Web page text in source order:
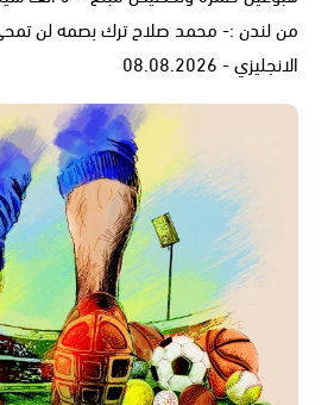
من لندن :- محمد صلاح ترك بصمه لن
الانجليزي - 08.08.2026